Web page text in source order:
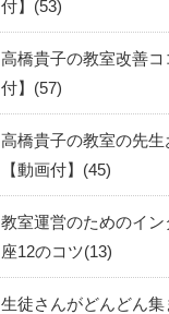
付】
53
高橋貴子の教室改善
付】
57
高橋貴子の教室の先
【動画付】
45
教室運営のためのイ
座12のコツ 13
生徒さんがどんどん